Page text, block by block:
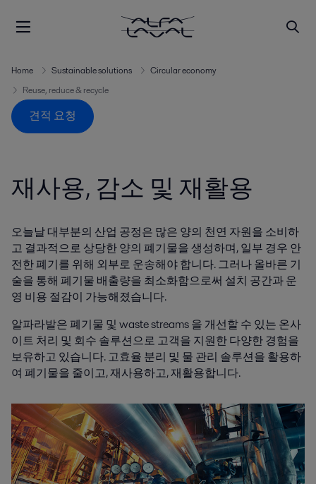
Home Sustainable solutions
Circular economy
Reuse, reduce & recycle
견적 요청
재사용, 감소 및 재활용
오늘날 대부분의 산업 공정은 많은 양의 천연 자원을 소비하
고 결과적으로 상당한 양의 폐기물을 생성하며, 일부 경우 안
전한 폐기를 위해 외부로 운송해야 합니다. 그러나 올바른 기
술을 통해 폐기물 배출량을 최소화함으로써 설치 공간과 운
영 비용 절감이 가능해졌습니다.
알파라발은 폐기물 및 waste streams 을 개선할 수 있는 온사
이트 처리 및 회수 솔루션으로 고객을 지원한 다양한 경험을
보유하고 있습니다. 고효율 분리 및 물 관리 솔루션을 활용하
여 폐기물을 줄이고, 재사용하고, 재활용합니다.